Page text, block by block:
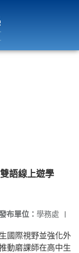
語線上遊學
布單位： 學務處 |
國際視野並強化外
動磨課師在高中生